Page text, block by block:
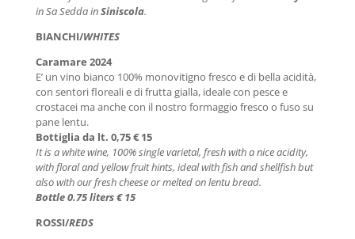
in Sa Sedda inSiniscola.
BIANCHI/WHITES
Caramare 2024
E’ un vino bianco 100% monovitigno fresco e di bella acidità,
con sentori floreali e di frutta gialla, ideale con pesce e
crostacei ma anche con il nostro formaggio fresco o fuso su
pane lentu.
Bottiglia da lt. 0,75 € 15
It is a white wine, 100% single varietal, fresh with a nice acidity,
with floral and yellow fruit hints, ideal with fish and shellfish but
also with our fresh cheese or melted on lentu bread.
Bottle 0.75 liters € 15
ROSSI/REDS